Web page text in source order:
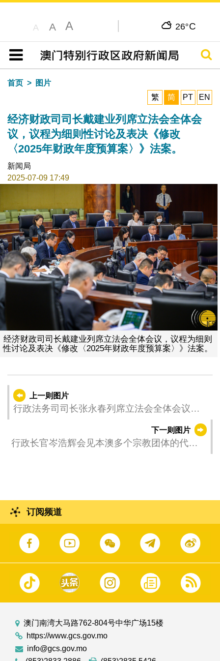
A A A 26°C
目录
搜寻
首页
图片
繁
简 PT EN
经济财政司司长戴建业列席立法会全体会
议，议程为细则性讨论及表决《修改
〈2025年财政年度预算案〉》法案。
新闻局
2025-07-09 17:49
经济财政司司长戴建业列席立法会全体会议，议程为细则
性讨论及表决《修改〈2025年财政年度预算案〉》法案。
上一则图片
行政法务司司长张永春列席立法会全体会议，
议程为细则性讨论及表决《修改〈澳门公共行
政工作人员通则〉及相关法规》法案和《修改
第15/2009号法律〈领导及主管人员通则的基本
下一则图片
行政长官岑浩辉会见本澳多个宗教团体的代
订阅频道
澳门南湾大马路762-804号中华广场15楼
https://www.gcs.gov.mo
info@gcs.gov.mo